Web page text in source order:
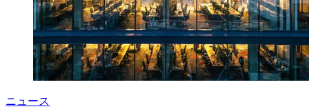
ニュース